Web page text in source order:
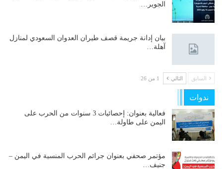
الجوير…
بيان إدانة جريمة قصف طيران العدوان السعودي لمنازل
آهلة…
السابق التالي 1 من 26
ندوات
فعالية بعنوان: إحصائيات 3 سنوات من الحرب على
اليمن على طاولة…
مؤتمر صحفي بعنوان جرائم الحرب المنسية في اليمن –
جنيف…